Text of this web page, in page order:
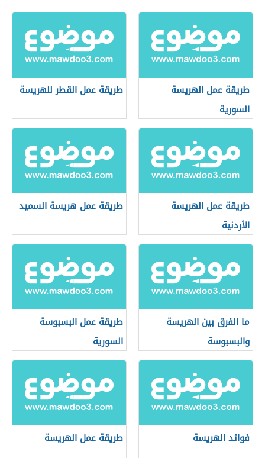
طريقة عمل الهريسة
السورية
طريقة عمل القطر للهريسة
طريقة عمل الهريسة
الأردنية
طريقة عمل هريسة السميد
ما الفرق بين الهريسة
والبسبوسة
طريقة عمل البسبوسة
السورية
فوائد الهريسة طريقة عمل الهريسة